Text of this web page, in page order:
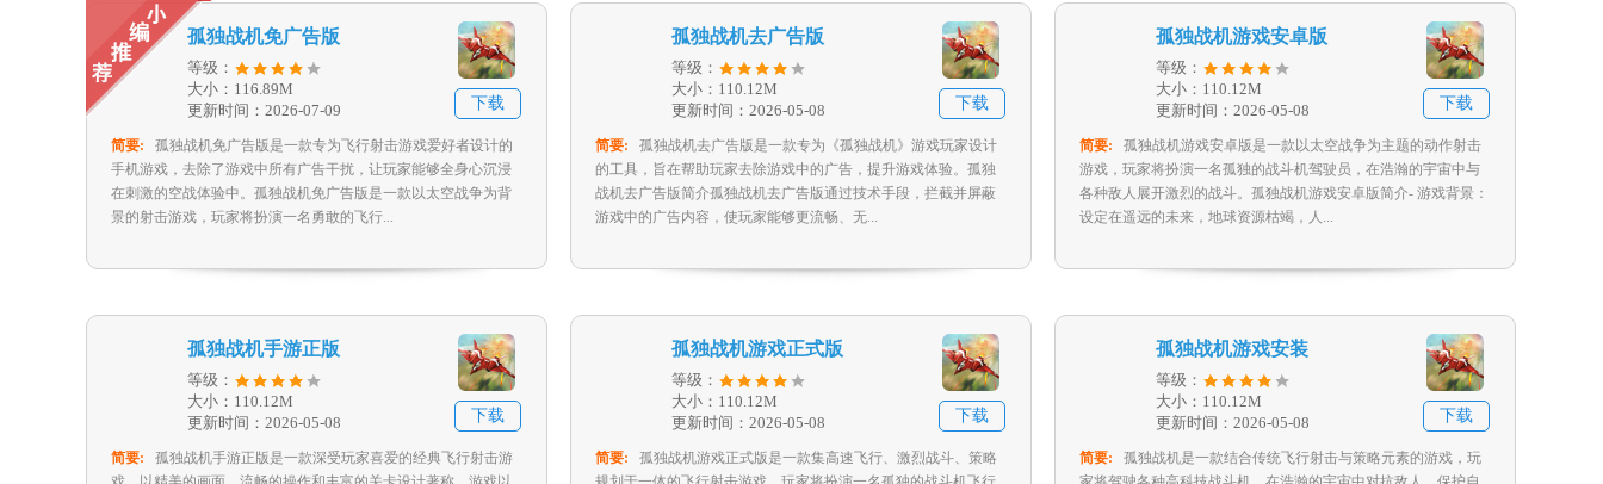
孤独战机免广告版
等级：
大小：116.89M
更新时间：2026-07-09
下载
简要:
孤独战机免广告版是一款专为飞行射击游戏爱好者设计的
手机游戏，去除了游戏中所有广告干扰，让玩家能够全身心沉浸
在刺激的空战体验中。孤独战机免广告版是一款以太空战争为背
景的射击游戏，玩家将扮演一名勇敢的飞行...
孤独战机去广告版
等级：
大小：110.12M
更新时间：2026-05-08
下载
简要:
孤独战机去广告版是一款专为《孤独战机》游戏玩家设计
的工具，旨在帮助玩家去除游戏中的广告，提升游戏体验。孤独
战机去广告版简介孤独战机去广告版通过技术手段，拦截并屏蔽
游戏中的广告内容，使玩家能够更流畅、无...
孤独战机游戏安卓版
等级：
大小：110.12M
更新时间：2026-05-08
下载
简要:
孤独战机游戏安卓版是一款以太空战争为主题的动作射击
游戏，玩家将扮演一名孤独的战斗机驾驶员，在浩瀚的宇宙中与
各种敌人展开激烈的战斗。孤独战机游戏安卓版简介- 游戏背景：
设定在遥远的未来，地球资源枯竭，人...
孤独战机手游正版
等级：
大小：110.12M
更新时间：2026-05-08
下载
简要:
孤独战机手游正版是一款深受玩家喜爱的经典飞行射击游
孤独战机游戏正式版
等级：
大小：110.12M
更新时间：2026-05-08
下载
简要:
孤独战机游戏正式版是一款集高速飞行、激烈战斗、策略
孤独战机游戏安装
等级：
大小：110.12M
更新时间：2026-05-08
下载
简要:
孤独战机是一款结合传统飞行射击与策略元素的游戏，玩